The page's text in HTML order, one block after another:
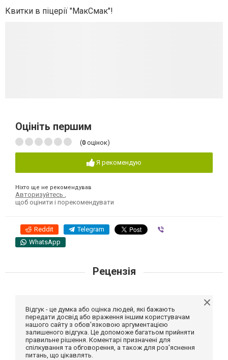
Квитки в піцерії "МакСмак"!
Оцініть першим
(0 оцінок)
Я рекомендую
Ніхто ще не рекомендував
Авторизуйтесь ,
щоб оцінити і порекомендувати
Reddit Telegram
WhatsApp
Рецензія
Відгук - це думка або оцінка людей, які бажають
передати досвід або враження іншим користувачам
нашого сайту з обов'язковою аргументацією
залишеного відгука. Це допоможе багатьом прийняти
правильне рішення. Коментарі призначені для
спілкування та обговорення, а також для роз'яснення
питань, що цікавлять.